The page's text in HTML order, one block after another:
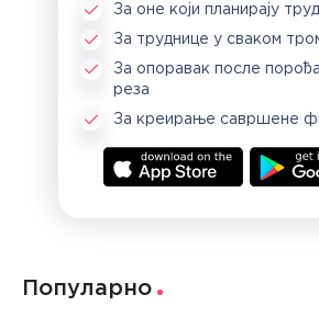
За оне који планирају
За труднице у сваком
За опоравак после
реза
За креирање савршене
Популарно